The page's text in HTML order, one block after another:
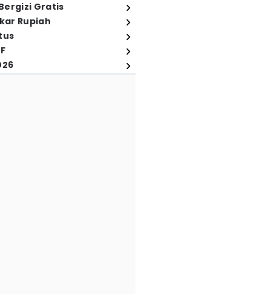
Gratis
Rupiah